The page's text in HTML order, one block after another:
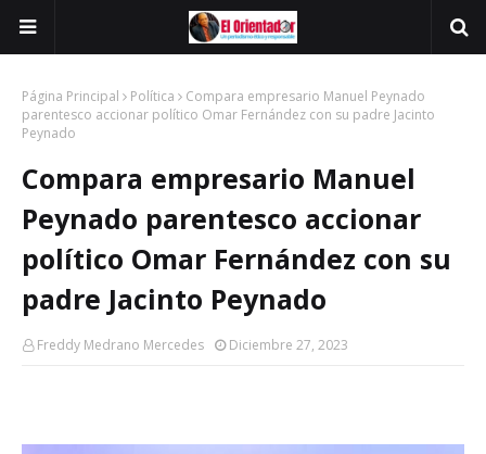
Página Principal Política
Compara empresario Manuel Peynado
parentesco accionar político Omar Fernández con su padre Jacinto
Peynado
Compara empresario Manuel
Peynado parentesco accionar
político Omar Fernández con su
padre Jacinto Peynado
Freddy Medrano Mercedes Diciembre 27, 2023